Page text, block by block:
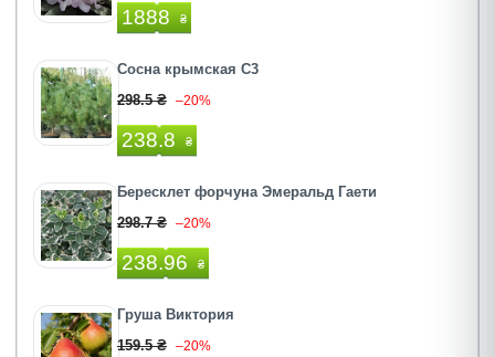
1888 ₴
Сосна крымская С3
298.5 ₴ –20%
238.8 ₴
Бересклет форчуна Эмеральд Гаети
298.7 ₴ –20%
238.96 ₴
Груша Виктория
159.5 ₴ –20%